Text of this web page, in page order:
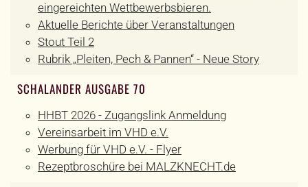
eingereichten Wettbewerbsbieren.
Aktuelle Berichte über Veranstaltungen
Stout Teil 2
Rubrik „Pleiten, Pech & Pannen“ - Neue Story
SCHALANDER AUSGABE 70
HHBT 2026 - Zugangslink Anmeldung
Vereinsarbeit im VHD e.V.
Werbung für VHD e.V. - Flyer
Rezeptbroschüre bei MALZKNECHT.de